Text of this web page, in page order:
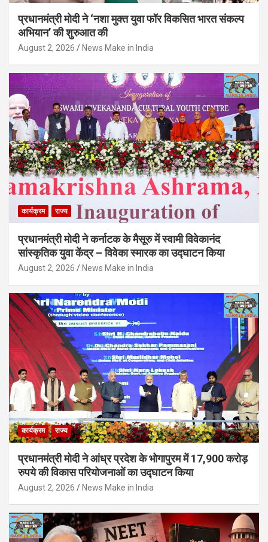
प्रधानमंत्री मोदी ने ‘नशा मुक्त युवा फॉर विकसित भारत संकल्प
अभियान’ की शुरुआत की
August 2, 2026 News Make in India
कार्यक्रम राज्य
प्रधानमंत्री मोदी ने कर्नाटक के मैसूरु में स्वामी विवेकानंद
सांस्कृतिक युवा केंद्र – विवेका स्मारक का उद्घाटन किया
August 2, 2026 News Make in India
कार्यक्रम राज्य
प्रधानमंत्री मोदी ने आंध्र प्रदेश के भोगापुरम में 17,900 करोड़
रुपये की विकास परियोजनाओं का उद्घाटन किया
August 2, 2026 News Make in India